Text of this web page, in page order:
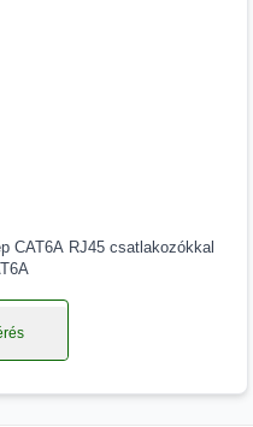
CAT6A RJ45 csatlakozókkal